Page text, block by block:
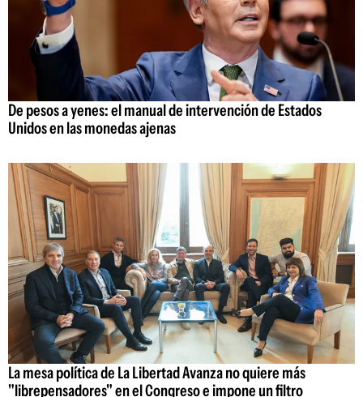
De pesos a yenes: el manual de intervención de Estados
Unidos en las monedas ajenas
La mesa política de La Libertad Avanza no quiere más
"librepensadores" en el Congreso e impone un filtro